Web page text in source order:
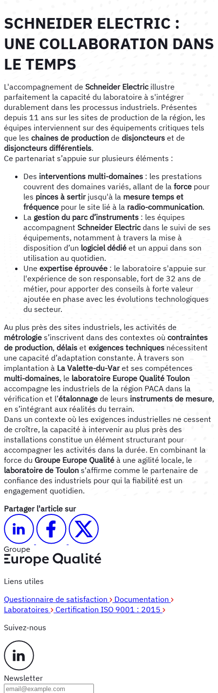
SCHNEIDER ELECTRIC :
UNE COLLABORATION DANS
LE TEMPS
L'accompagnement de Schneider Electric illustre
parfaitement la capacité du laboratoire à s'intégrer
durablement dans les processus industriels. Présentes
depuis 11 ans sur les sites de production de la région, les
équipes interviennent sur des équipements critiques tels
que les chaines de production de disjoncteurs et de
disjoncteurs différentiels.
Ce partenariat s’appuie sur plusieurs éléments :
Des interventions multi-domaines : les prestations
couvrent des domaines variés, allant de la force pour
les pinces à sertirjusqu'à la mesure temps et
fréquence pour le site lié à la radio-communication.
La gestion du parc d’instruments : les équipes
accompagnent Schneider Electricdans le suivi de ses
équipements, notamment à travers la mise à
disposition d’un logiciel dédié et un appui dans son
utilisation au quotidien.
Une expertise éprouvée : le laboratoire s'appuie sur
l'expérience de son responsable, fort de 32 ans de
métier, pour apporter des conseils à forte valeur
ajoutée en phase avec les évolutions technologiques
du secteur.
Au plus près des sites industriels, les activités de
métrologie s’inscrivent dans des contextes où contraintes
de production, délais et exigences techniques nécessitent
une capacité d’adaptation constante. À travers son
implantation à La Valette-du-Varet ses compétences
multi-domaines, le laboratoire Europe Qualité Toulon
accompagne les industriels de la région PACA dans la
vérification et l’étalonnage de leurs instruments de mesure,
en s’intégrant aux réalités du terrain.
Dans un contexte où les exigences industrielles ne cessent
de croître, la capacité à intervenir au plus près des
installations constitue un élément structurant pour
accompagner les activités dans la durée. En combinant la
force du Groupe Europe Qualité à une agilité locale, le
laboratoire de Toulon s'affirme comme le partenaire de
confiance des industriels pour qui la fiabilité est un
engagement quotidien.
Partager l'article sur
Liens utiles
Questionnaire de satisfaction
Documentation
Laboratoires
Certification ISO 9001 : 2015
Suivez-nous
Newsletter